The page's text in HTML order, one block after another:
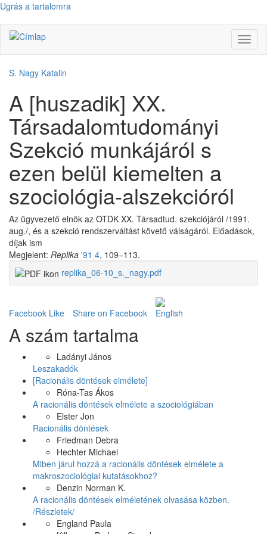
Ugrás a tartalomra
S. Nagy Katalin
A [huszadik] XX.
Társadalomtudományi
Szekció munkájáról s
ezen belül kiemelten a
szociológia-alszekcióról
Az ügyvezető elnök az OTDK XX. Társadtud. szekciójáról /1991.
aug./, és a szekció rendszerváltást követő válságáról. Előadások,
díjak ism
Megjelent: Replika '91 4, 109–113.
replika_06-10_s._nagy.pdf
Facebook Like Share on Facebook
A szám tartalma
Ladányi János
Leszakadók
[Racionális döntések elmélete]
Róna-Tas Ákos
A racionális döntések elmélete a szociológiában
Elster Jon
Racionális döntések
Friedman Debra
Hechter Michael
Miben járul hozzá a racionális döntések elmélete a
makroszociológiai kutatásokhoz?
Denzin Norman K.
A racionális döntések elméletének olvasása közben.
/Részletek/
England Paula